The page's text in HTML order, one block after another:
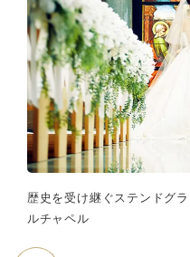
歴史を受け継ぐステンドグ
ルチャペル